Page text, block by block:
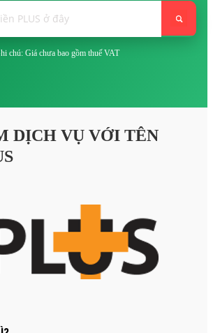
chú: Giá chưa bao gồm thuế VAT
DỊCH VỤ VỚI TÊN